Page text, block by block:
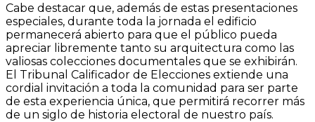
Cabe destacar que, además de estas presentaciones
especiales, durante toda la jornada el edificio
permanecerá abierto para que el público pueda
apreciar libremente tanto su arquitectura como las
valiosas colecciones documentales que se exhibirán.
El Tribunal Calificador de Elecciones extiende una
cordial invitación a toda la comunidad para ser parte
de esta experiencia única, que permitirá recorrer más
de un siglo de historia electoral de nuestro país.